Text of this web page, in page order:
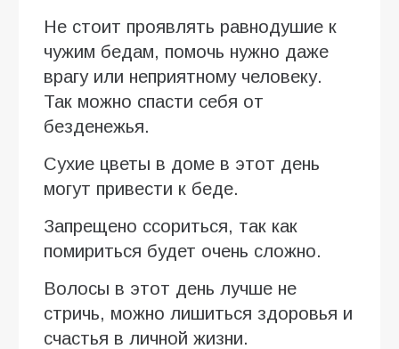
Не стоит проявлять равнодушие к
чужим бедам, помочь нужно даже
врагу или неприятному человеку.
Так можно спасти себя от
безденежья.
Сухие цветы в доме в этот день
могут привести к беде.
Запрещено ссориться, так как
помириться будет очень сложно.
Волосы в этот день лучше не
стричь, можно лишиться здоровья и
счастья в личной жизни.